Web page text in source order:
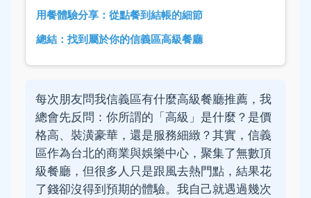
用餐體驗分享：從點餐到結帳的細節
總結：找到屬於你的信義區高級餐廳
每次朋友問我信義區有什麼高級餐廳推薦，我
總會先反問：你所謂的「高級」是什麼？是價
格高、裝潢豪華，還是服務細緻？其實，信義
區作為台北的商業與娛樂中心，聚集了無數頂
級餐廳，但很多人只是跟風去熱門點，結果花
了錢卻沒得到預期的體驗。我自己就遇過幾次